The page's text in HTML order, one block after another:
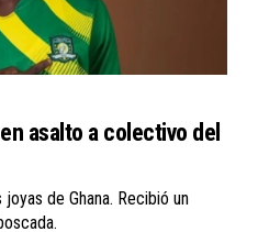
asalto a colectivo del
de Ghana. Recibió un